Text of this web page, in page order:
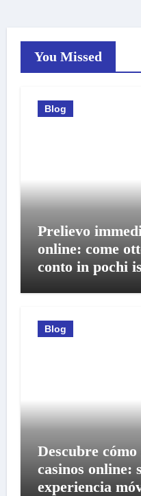
You Missed
Blog
Prelievo
online: come
conto in pochi
Blog
Descubre
casinos online:
experiencia